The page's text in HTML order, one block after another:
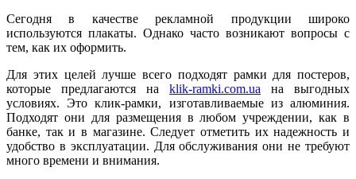
Сегодня в качестве рекламной продукции широко
используются плакаты. Однако часто возникают вопросы с
тем, как их оформить.
Для этих целей лучше всего подходят рамки для постеров,
которые предлагаются на klik-ramki.com.ua на выгодных
условиях. Это клик-рамки, изготавливаемые из алюминия.
Подходят они для размещения в любом учреждении, как в
банке, так и в магазине. Следует отметить их надежность и
удобство в эксплуатации. Для обслуживания они не требуют
много времени и внимания.